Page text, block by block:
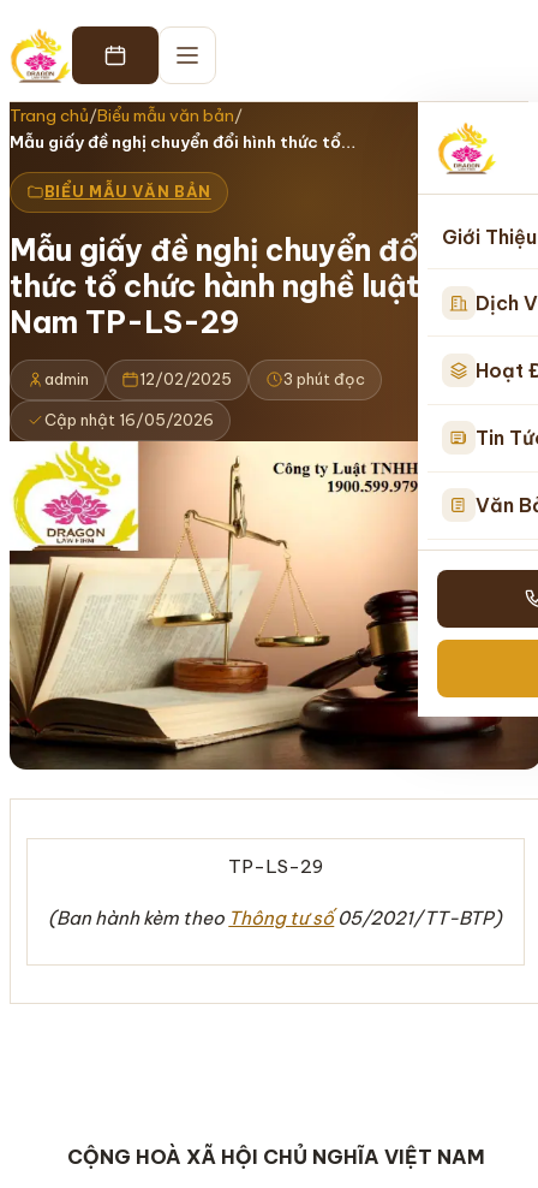
Giới Thiệu
Dịch
Hoạt
Tin
Văn
Trang chủ/Biểu mẫu văn bản/
Mẫu giấy đề nghị chuyển đổi hình thức tổ…
BIỂU MẪU VĂN BẢN
Mẫu giấy đề nghị chuyển đổi hình
thức tổ chức hành nghề luật sư Việt
Nam TP-LS-29
admin 12/02/2025 3 phút đọc
Cập nhật 16/05/2026
TP-LS-29
(Ban hành kèm theo Thông tư số05/2021/TT-BTP)
CỘNG HOÀ XÃ HỘI CHỦ NGHĨA VIỆT NAM